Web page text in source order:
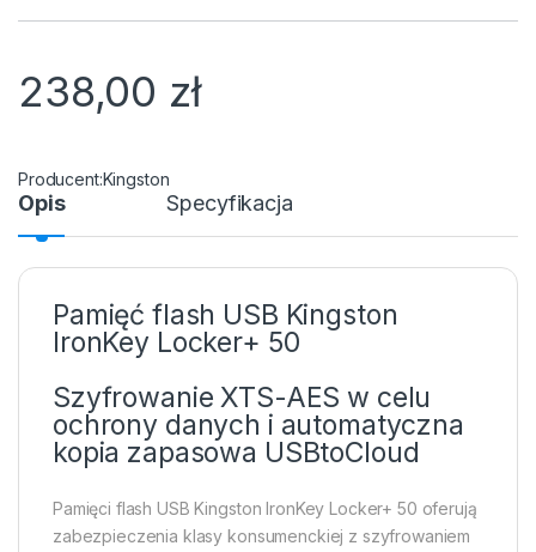
238,00 zł
Kingston
Opis Specyfikacja
Pamięć flash USB Kingston
IronKey Locker+ 50
Szyfrowanie XTS-AES w celu
ochrony danych i automatyczna
kopia zapasowa USBtoCloud
Pamięci flash USB Kingston IronKey Locker+ 50 oferują
zabezpieczenia klasy konsumenckiej z szyfrowaniem